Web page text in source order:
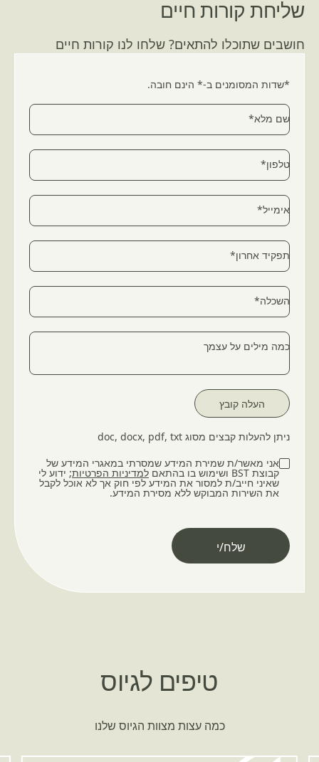
שליחת קורות חיים
חושבים שתוכלו להתאים? שלחו לנו קורות חיים
*שדות המסומנים ב-* הינם חובה.
שם מלא*
טלפון*
אימייל*
תפקיד אחרון*
השכלה*
כמה מילים על עצמך
ניתן להעלות קבצים מסוג doc, docx, pdf, txt
אני מאשר/ת שמירת המידע שמסרתי במאגרי המידע של
קבוצת BST ושימוש בו בהתאם למדיניות הפרטיות; ידוע לי
שאיני חייב/ת למסור את המידע לפי חוק אך לא אוכל לקבל
את השירות המבוקש ללא מסירת המידע.
leave
this
empty.
טיפים לגיוס
כמה עצות מצוות הגיוס שלנו